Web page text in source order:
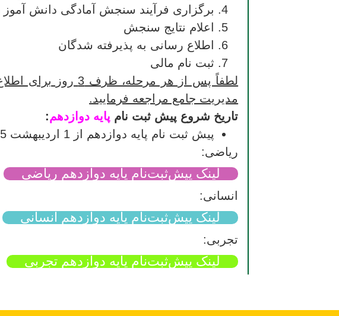
برگزاری فرآیند سنجش آمادگی دانش
اعلام نتایج سنجش
اطلاع رسانی به پذیرفته شدگان
ثبت­ نام مالی
لطفاً پس از هر
مدیریت جامع مراجعه فرمایید.
تاریخ شروع پیش ثبت نام پایه دوازدهم:
پیش ثبت نام پایه دوازدهم
از 1 اردیبهشت 1405 آغاز می گردد.
ریاضی:
لینک پیش‌ثبت‌نام پایه دوازدهم ریاضی
انسانی:
لینک پیش‌ثبت‌نام پایه دوازدهم انسانی
تجربی:
لینک پیش‌ثبت‌نام پایه دوازدهم تجربی